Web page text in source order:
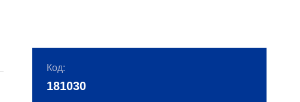
Код:
181030